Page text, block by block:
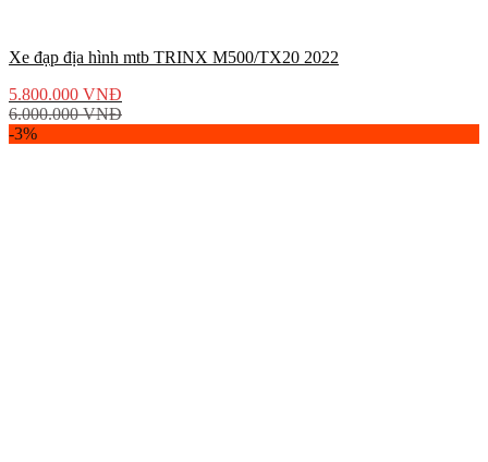
Xe đạp địa hình mtb TRINX M500/TX20 2022
5.800.000 VNĐ
6.000.000VNĐ
-3%